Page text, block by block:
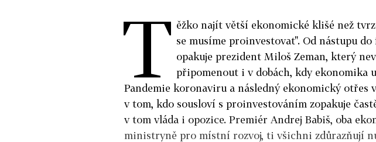
T ěžko najít větší ekonomické klišé než
se musíme proinvestovat". Od nástupu
opakuje prezident Miloš Zeman, který
připomenout i v dobách, kdy ekonomika
Pandemie koronaviru a následný ekonomický otřes
v tom, kdo sousloví s proinvestováním zopakuje
v tom vláda i opozice. Premiér Andrej Babiš, oba
ministryně pro místní rozvoj, ti všichni zdůrazňují